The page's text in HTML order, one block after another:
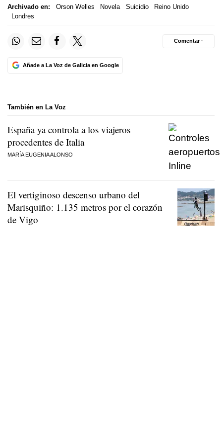
Archivado en: Orson Welles Novela Suicidio
Reino Unido
Londres
Añade a La Voz de Galicia en Google
Comentar ·
También en La Voz
España ya controla a los viajeros
procedentes de Italia
MARÍA EUGENIA ALONSO
El vertiginoso descenso urbano del
Marisquiño: 1.135 metros por el corazón
de Vigo